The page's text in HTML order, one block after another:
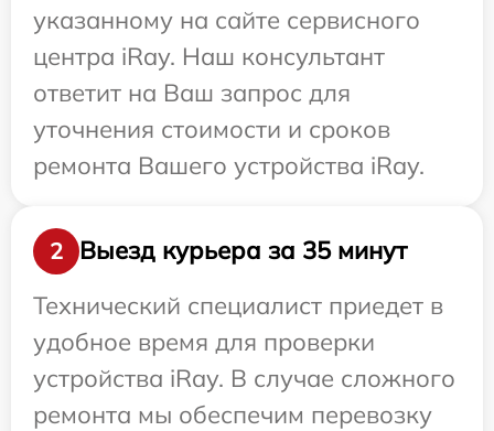
указанному на сайте сервисного
центра iRay. Наш консультант
ответит на Ваш запрос для
уточнения стоимости и сроков
ремонта Вашего устройства iRay.
2
Выезд курьера за 35 минут
Технический специалист приедет в
удобное время для проверки
устройства iRay. В случае сложного
ремонта мы обеспечим перевозку